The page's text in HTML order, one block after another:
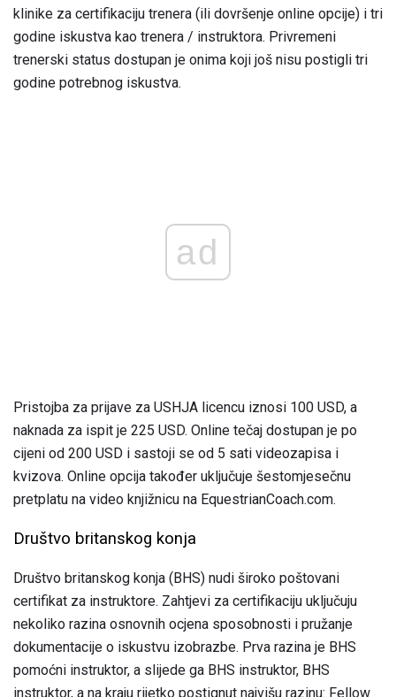
klinike za certifikaciju trenera (ili dovršenje online opcije) i tri
godine iskustva kao trenera / instruktora. Privremeni
trenerski status dostupan je onima koji još nisu postigli tri
godine potrebnog iskustva.
ad
Pristojba za prijave za USHJA licencu iznosi 100 USD, a
naknada za ispit je 225 USD. Online tečaj dostupan je po
cijeni od 200 USD i sastoji se od 5 sati videozapisa i
kvizova. Online opcija također uključuje šestomjesečnu
pretplatu na video knjižnicu na EquestrianCoach.com.
Društvo britanskog konja
Društvo britanskog konja (BHS) nudi široko poštovani
certifikat za instruktore. Zahtjevi za certifikaciju uključuju
nekoliko razina osnovnih ocjena sposobnosti i pružanje
dokumentacije o iskustvu izobrazbe. Prva razina je BHS
pomoćni instruktor, a slijede ga BHS instruktor, BHS
instruktor, a na kraju rijetko postignut najvišu razinu: Fellow